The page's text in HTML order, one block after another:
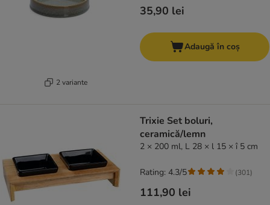
2 variante
35,90 lei
Adaugă în coș
Trixie Set boluri,
ceramică/lemn
2 × 200 ml, L 28 × l 15 × î 5 cm
111,90 lei
Rating: 4.3/5 (301)